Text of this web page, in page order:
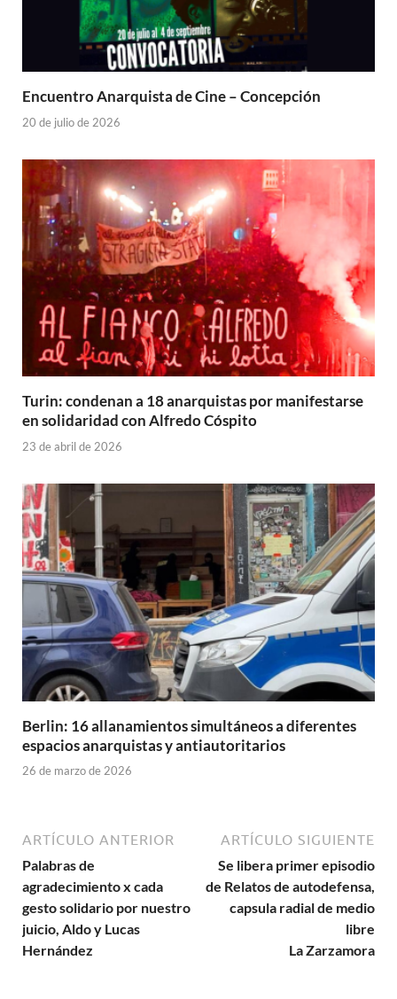
Encuentro Anarquista de Cine – Concepción
20 de julio de 2026
Turin: condenan a 18 anarquistas por manifestarse
en solidaridad con Alfredo Cóspito
23 de abril de 2026
Berlin: 16 allanamientos simultáneos a diferentes
espacios anarquistas y antiautoritarios
26 de marzo de 2026
ARTÍCULO ANTERIOR
Palabras de
agradecimiento x cada
gesto solidario por nuestro
juicio, Aldo y Lucas
Hernández
ARTÍCULO SIGUIENTE
Se libera primer episodio
de Relatos de autodefensa,
capsula radial de medio
libre
La Zarzamora